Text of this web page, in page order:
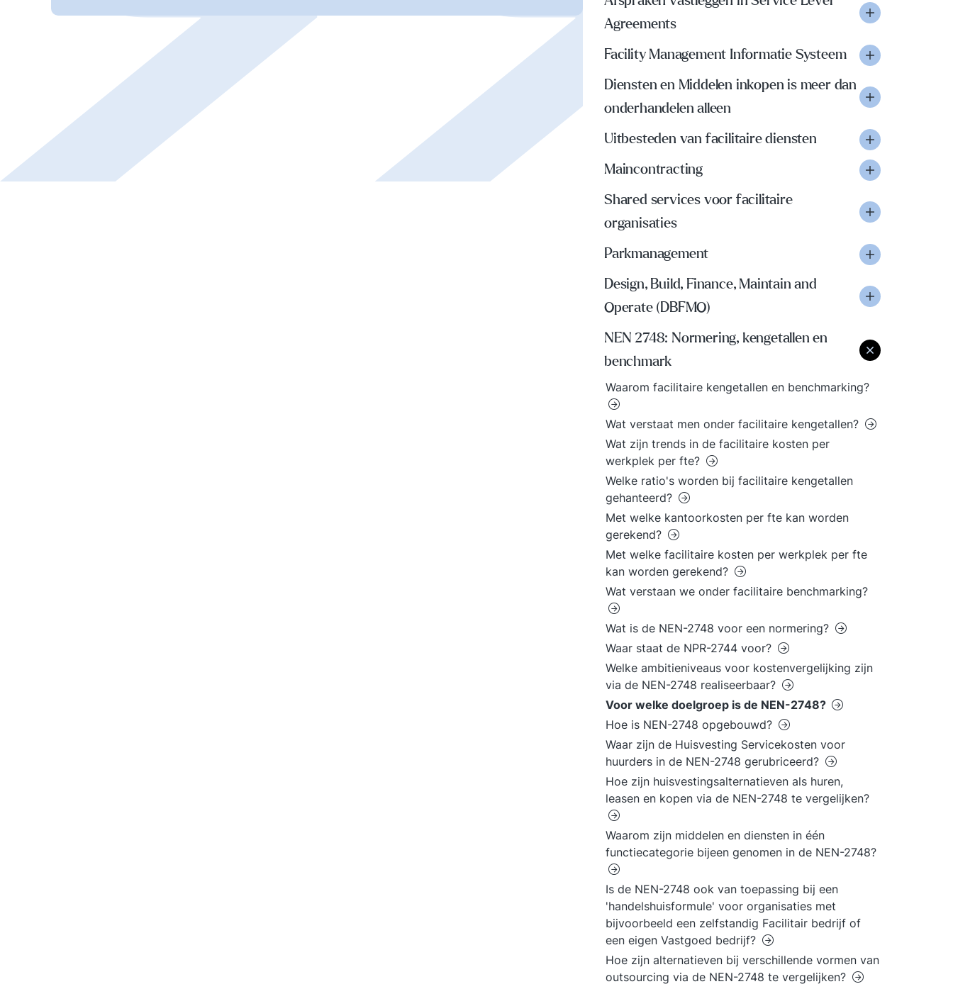
Agreements
Facility Management Informatie Systeem
Diensten en Middelen inkopen is meer dan
onderhandelen alleen
Uitbesteden van facilitaire diensten
Maincontracting
Shared services voor facilitaire
organisaties
Parkmanagement
Design, Build, Finance, Maintain and
Operate (DBFMO)
NEN 2748: Normering, kengetallen en
benchmark
Waarom facilitaire kengetallen en benchmarking?
Wat verstaat men onder facilitaire kengetallen?
Wat zijn trends in de facilitaire kosten per
werkplek per fte?
Welke ratio's worden bij facilitaire kengetallen
gehanteerd?
Met welke kantoorkosten per fte kan worden
gerekend?
Met welke facilitaire kosten per werkplek per fte
kan worden gerekend?
Wat verstaan we onder facilitaire benchmarking?
Wat is de NEN-2748 voor een normering?
Waar staat de NPR-2744 voor?
Welke ambitieniveaus voor kostenvergelijking zijn
via de NEN-2748 realiseerbaar?
Voor welke doelgroep is de NEN-2748?
Hoe is NEN-2748 opgebouwd?
Waar zijn de Huisvesting Servicekosten voor
huurders in de NEN-2748 gerubriceerd?
Hoe zijn huisvestingsalternatieven als huren,
leasen en kopen via de NEN-2748 te vergelijken?
Waarom zijn middelen en diensten in één
functiecategorie bijeen genomen in de NEN-2748?
Is de NEN-2748 ook van toepassing bij een
'handelshuisformule' voor organisaties met
bijvoorbeeld een zelfstandig Facilitair bedrijf of
een eigen Vastgoed bedrijf?
Hoe zijn alternatieven bij verschillende vormen van
outsourcing via de NEN-2748 te vergelijken?